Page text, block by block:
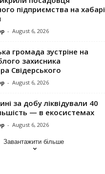
підприємства на хабарі
- August 6, 2026
громада зустріне на
захисника
Свідерського
- August 6, 2026
за добу ліквідували 40
— в екосистемах
- August 6, 2026
Завантажити більше